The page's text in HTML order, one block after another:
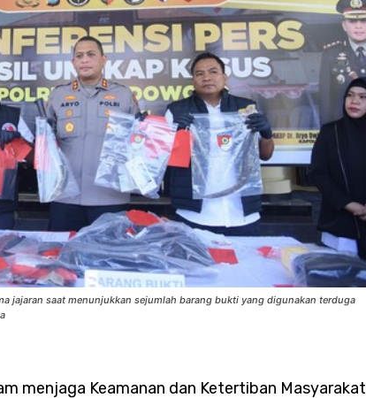
jajaran saat menunjukkan sejumlah barang bukti yang digunakan terduga
menjaga Keamanan dan Ketertiban Masyarakat